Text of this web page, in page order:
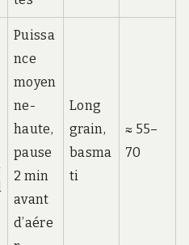
Puissa
nce
moyen
ne-
haute,
pause
2 min
avant
d’aére
Long
grain,
basma
ti
≈ 55–
70